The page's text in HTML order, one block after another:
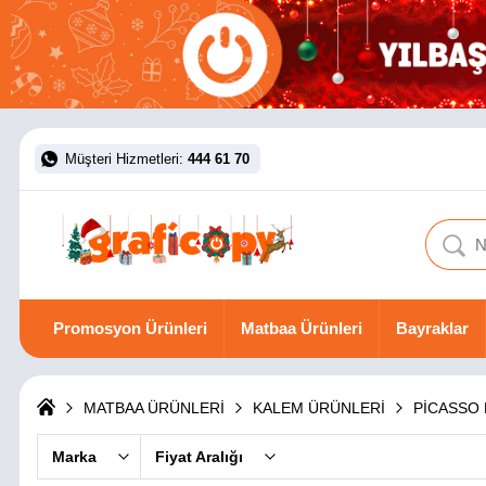
Müşteri Hizmetleri: 444 61 70
Promosyon Ürünleri Matbaa Ürünleri Bayraklar
MATBAA ÜRÜNLERİ KALEM ÜRÜNLERİ PİCASSO
Marka Fiyat Aralığı